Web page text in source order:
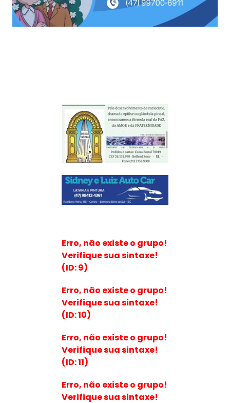
Erro, não existe o grupo!
Verifique sua sintaxe!
(ID: 9)
Erro, não existe o grupo!
Verifique sua sintaxe!
(ID: 10)
Erro, não existe o grupo!
Verifique sua sintaxe!
(ID: 11)
Erro, não existe o grupo!
Verifique sua sintaxe!